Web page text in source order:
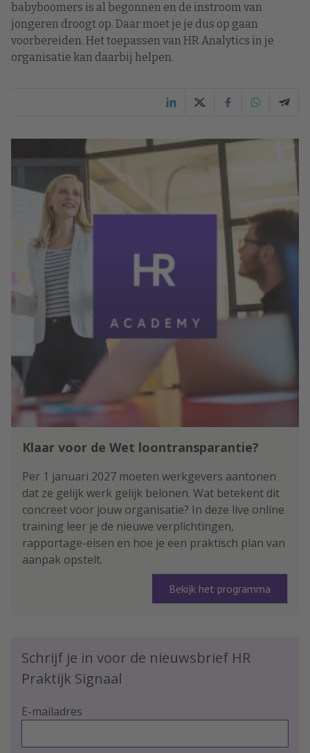
babyboomers is al begonnen en de instroom van
jongeren droogt op. Daar moet je je dus op gaan
voorbereiden. Het toepassen van HR Analytics in je
organisatie kan daarbij helpen.
Klaar voor de Wet loontransparantie?
Per 1 januari 2027 moeten werkgevers aantonen
dat ze gelijk werk gelijk belonen. Wat betekent dit
concreet voor jouw organisatie? In deze live online
training leer je de nieuwe verplichtingen,
rapportage-eisen en hoe je een praktisch plan van
aanpak opstelt.
Bekijk het programma
Schrijf je in voor de nieuwsbrief HR
Praktijk Signaal
E-mailadres